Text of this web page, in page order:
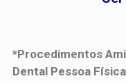
*Procedimentos
Dental Pessoa